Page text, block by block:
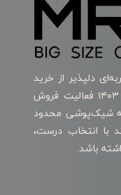
دلپذیر از خرید
لباس برای آقایان سایز بزرگ، در سال ۱۴۰۳ فعالیت فروش
که شیک‌پوشی محدود
با انتخاب درست،
باشد.